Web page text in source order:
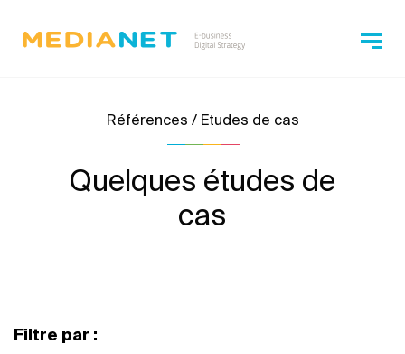
Références / Etudes de cas
Quelques études de
cas
Filtre par :